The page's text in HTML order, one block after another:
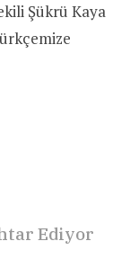
Şükrü Kaya
Ediyor